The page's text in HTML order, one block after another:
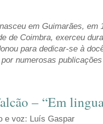
em Guimarães, em
de Coimbra, exerceu
para dedicar-se à
numerosas
– “Em
e voz: Luís Gaspar